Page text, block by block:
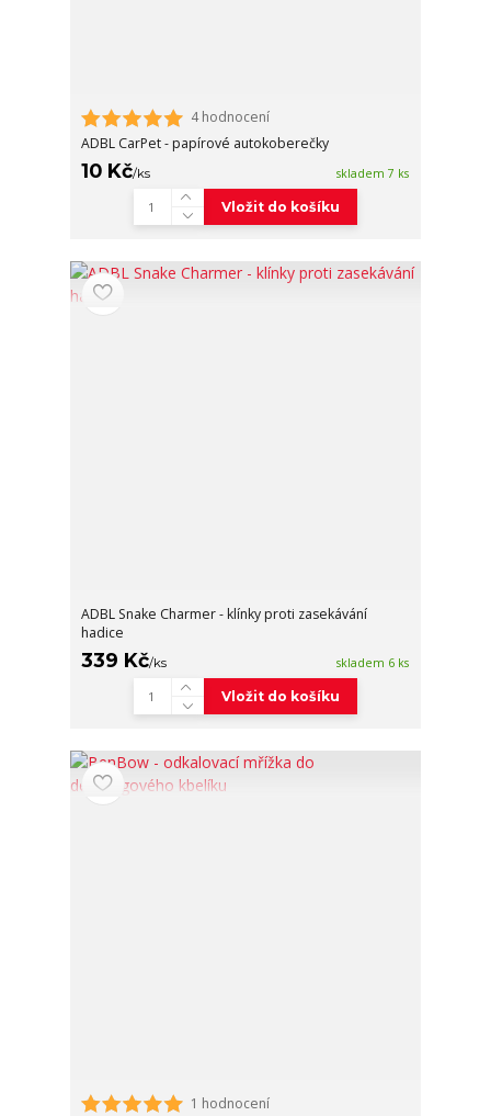
4 hodnocení
ADBL CarPet - papírové autokoberečky
10 Kč/ks skladem 7 ks
Vložit do košíku
ADBL Snake Charmer - klínky proti zasekávání
hadice
339 Kč/ks skladem 6 ks
Vložit do košíku
1 hodnocení